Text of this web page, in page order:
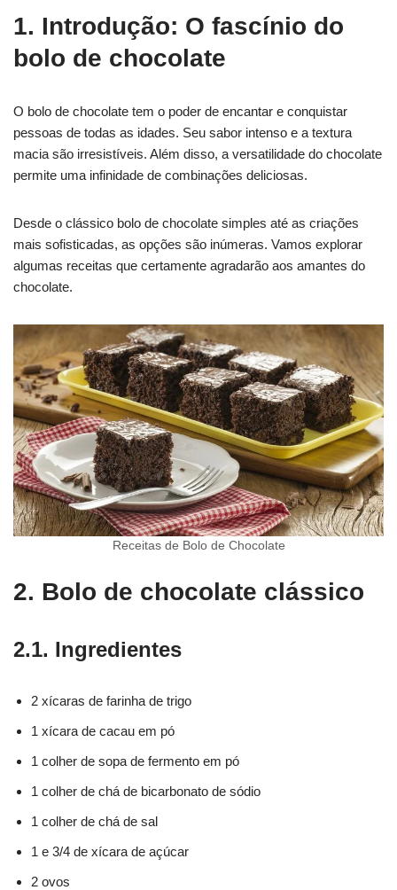
1. Introdução: O fascínio do
bolo de chocolate
O bolo de chocolate tem o poder de encantar e conquistar
pessoas de todas as idades. Seu sabor intenso e a textura
macia são irresistíveis. Além disso, a versatilidade do chocolate
permite uma infinidade de combinações deliciosas.
Desde o clássico bolo de chocolate simples até as criações
mais sofisticadas, as opções são inúmeras. Vamos explorar
algumas receitas que certamente agradarão aos amantes do
chocolate.
Receitas de Bolo de Chocolate
2. Bolo de chocolate clássico
2.1. Ingredientes
2 xícaras de farinha de trigo
1 xícara de cacau em pó
1 colher de sopa de fermento em pó
1 colher de chá de bicarbonato de sódio
1 colher de chá de sal
1 e 3/4 de xícara de açúcar
2 ovos